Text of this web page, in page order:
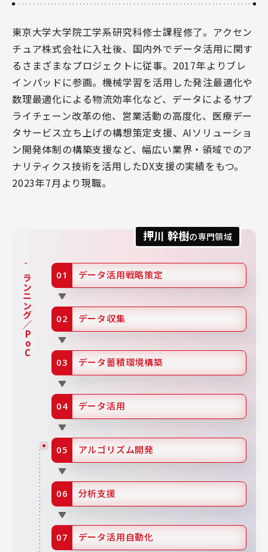
東京大学大学院工学系研究科修士課程修了。アクセン
チュア株式会社に入社後、国内外でデータ活用に関す
るさまざまなプロジェクトに従事。2017年よりブレ
インパッドに参画。機械学習を活用した発注最適化や
数理最適化による物流効率化など、データによるサプ
ライチェーン改革の他、営業活動の高度化、医療デー
タサービス立ち上げの構想策定支援、AIソリューショ
ン開発体制の構築支援など、幅広い業界・領域でのア
ナリティクス技術を活用したDX支援の実績をもつ。
2023年7月より現職。
押川 幹樹の専門領域
プランニング／PoC データ活用戦略策定
データ収集
データ蓄積環境構築
データ活用
アルゴリズム開発
分析支援
データ活用自動化